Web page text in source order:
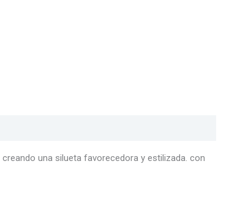
una silueta favorecedora y estilizada. con